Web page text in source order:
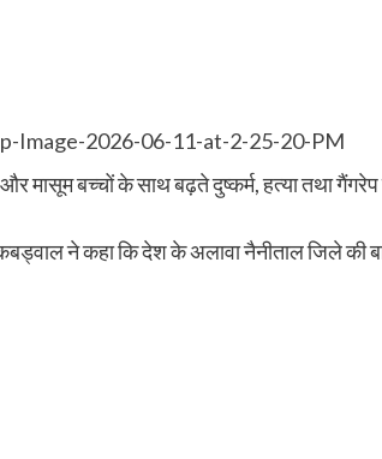
मासूम बच्चों के साथ बढ़ते दुष्कर्म, हत्या तथा
ने कहा कि देश के अलावा नैनीताल जिले की